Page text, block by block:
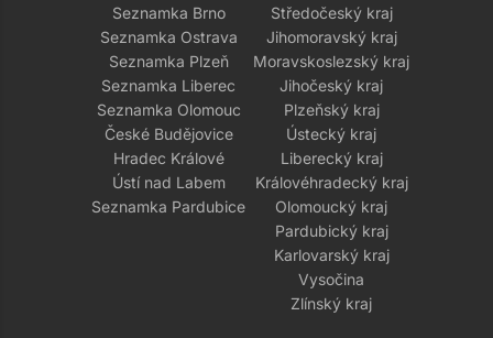
Seznamka Brno
Seznamka Ostrava
Seznamka Plzeň
Seznamka Liberec
Seznamka Olomouc
České Budějovice
Hradec Králové
Ústí nad Labem
Seznamka Pardubice
Středočeský kraj
Jihomoravský kraj
Moravskoslezský kraj
Jihočeský kraj
Plzeňský kraj
Ústecký kraj
Liberecký kraj
Královéhradecký kraj
Olomoucký kraj
Pardubický kraj
Karlovarský kraj
Vysočina
Zlínský kraj